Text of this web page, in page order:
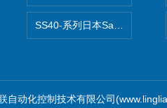
SS40-系列日本Sawamura泽
自动化控制技术有限公司